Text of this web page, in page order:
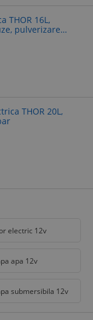
THOR 16L,
pulverizare
livada
THOR 20L,
electric 12v
apa 12v
submersibila 12v